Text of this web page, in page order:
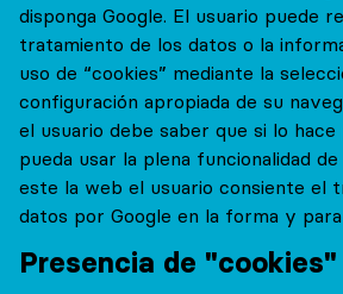
disponga Google. El usuario puede
tratamiento de los datos o la
uso de “cookies” mediante la
configuración apropiada de su
el usuario debe saber que si lo
pueda usar la plena funcionalidad
este la web el usuario consiente el
datos por Google en la forma y
Presencia de "cookies"